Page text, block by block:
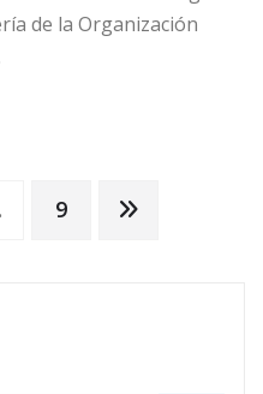
de la Organización
9